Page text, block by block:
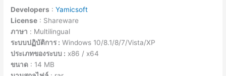
Developers :Yamicsoft
License : Shareware
ภาษา : Multilingual
ระบบปฏิบัติการ : Windows 10/8.1/8/7/Vista/XP
ประเภทของระบบ : x86 / x64
ขนาด : 14 MB